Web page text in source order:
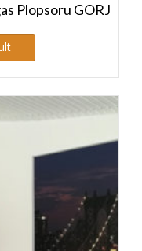
Plopsoru GORJ